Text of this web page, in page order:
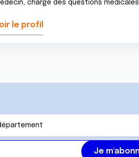
chargé des questions médicales
le profil